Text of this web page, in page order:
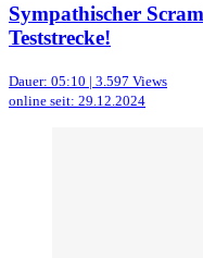
Sympathischer
Teststrecke!
Dauer: 05:10 | 3.597 Views
online seit: 29.12.2024